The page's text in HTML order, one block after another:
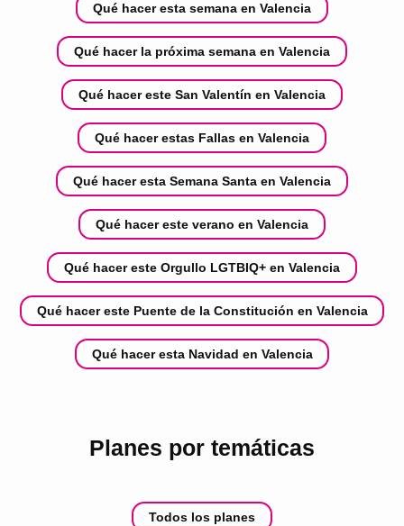
Qué hacer esta semana en Valencia
Qué hacer la próxima semana en Valencia
Qué hacer este San Valentín en Valencia
Qué hacer estas Fallas en Valencia
Qué hacer esta Semana Santa en Valencia
Qué hacer este verano en Valencia
Qué hacer este Orgullo LGTBIQ+ en Valencia
Qué hacer este Puente de la Constitución en Valencia
Qué hacer esta Navidad en Valencia
Planes por temáticas
Todos los planes